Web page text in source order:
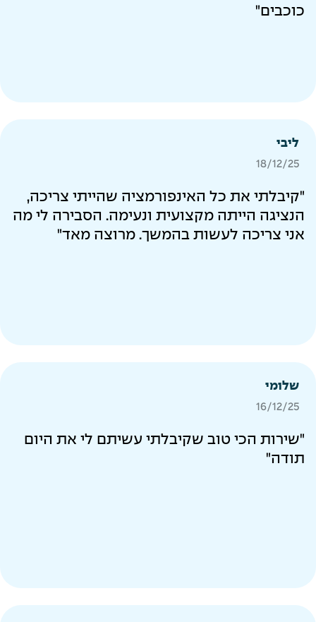
כוכבים"
ליבי
18/12/25
"קיבלתי את כל האינפורמציה שהייתי צריכה,
הנציגה הייתה מקצועית ונעימה. הסבירה לי מה
אני צריכה לעשות בהמשך. מרוצה מאד"
שלומי
16/12/25
"שירות הכי טוב שקיבלתי עשיתם לי את היום
תודה"